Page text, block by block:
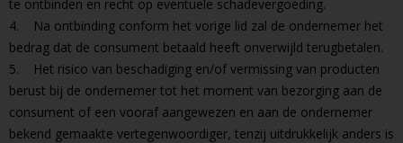
te ontbinden en recht op eventuele schadevergoeding.
4. Na ontbinding conform het vorige lid zal de ondernemer het
bedrag dat de consument betaald heeft onverwijld terugbetalen.
5. Het risico van beschadiging en/of vermissing van producten
berust bij de ondernemer tot het moment van bezorging aan de
consument of een vooraf aangewezen en aan de ondernemer
bekend gemaakte vertegenwoordiger, tenzij uitdrukkelijk anders is